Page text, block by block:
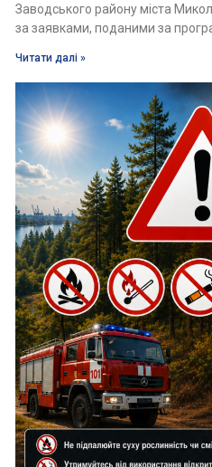
Заводського району міста
за заявками, поданими за
Читати далі »